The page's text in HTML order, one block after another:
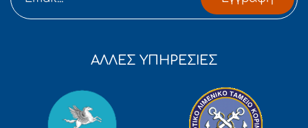
ΑΛΛΕΣ ΥΠΗΡΕΣΙΕΣ